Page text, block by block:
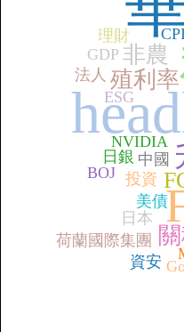
殖利率
非農
美債
NVIDIA
ESG
GDP
理財
資安
投資
法人
中國
日本
日銀
BOJ
荷蘭國際集團